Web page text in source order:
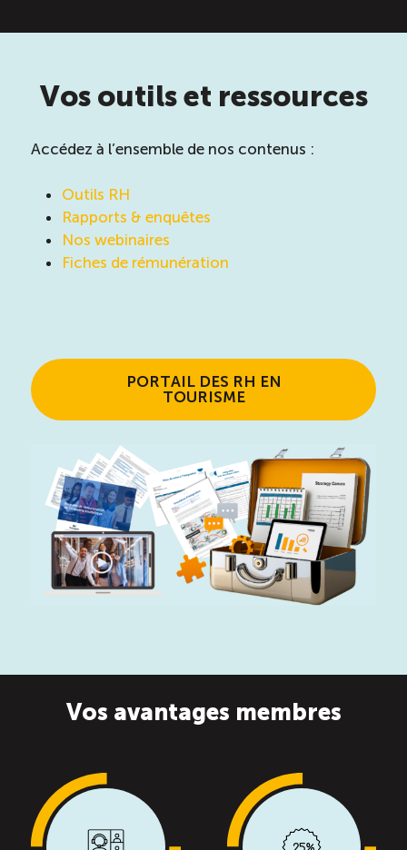
Vos outils et ressources
Accédez à l’ensemble de nos contenus :
Outils RH
Rapports & enquêtes
Nos webinaires
Fiches de rémunération
PORTAIL DES RH EN
TOURISME
Vos avantages membres